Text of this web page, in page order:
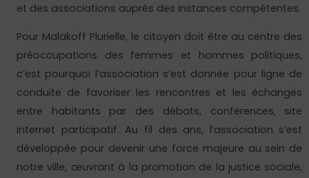
et des associations auprès des instances compétentes.
Pour Malakoff Plurielle, le citoyen doit être au centre des
préoccupations des femmes et hommes politiques,
c’est pourquoi l’association s’est donnée pour ligne de
conduite de favoriser les rencontres et les échanges
entre habitants par des débats, conférences, site
internet participatif. Au fil des ans, l’association s’est
développée pour devenir une force majeure au sein de
notre ville, œuvrant à la promotion de la justice sociale,